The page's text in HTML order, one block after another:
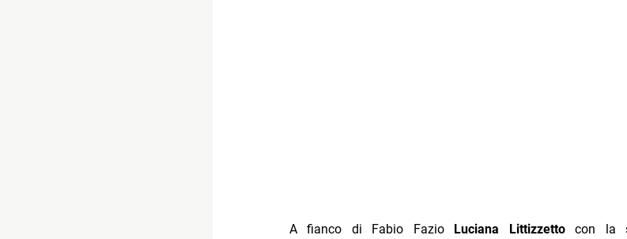
A fianco di Fabio Fazio Luciana Littizzettocon la